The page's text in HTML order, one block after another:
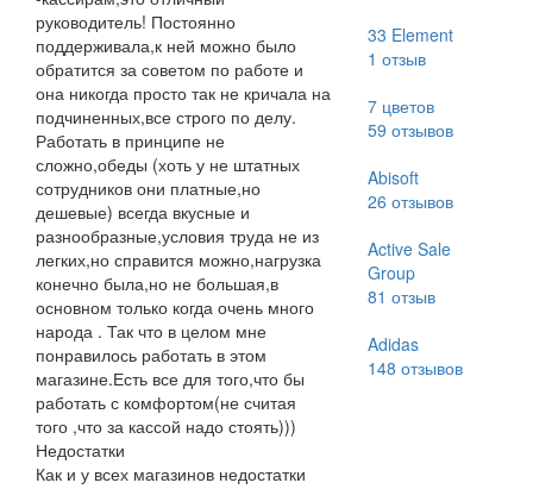
руководитель! Постоянно
поддерживала,к ней можно было
обратится за советом по работе и
она никогда просто так не кричала на
подчиненных,все строго по делу.
Работать в принципе не
сложно,обеды (хоть у не штатных
сотрудников они платные,но
дешевые) всегда вкусные и
разнообразные,условия труда не из
легких,но справится можно,нагрузка
конечно была,но не большая,в
основном только когда очень много
народа . Так что в целом мне
понравилось работать в этом
магазине.Есть все для того,что бы
работать с комфортом(не считая
того ,что за кассой надо стоять)))
Недостатки
Как и у всех магазинов недостатки
33 Element
1 отзыв
7 цветов
59 отзывов
Abisoft
26 отзывов
Active Sale
Group
81 отзыв
Adidas
148 отзывов